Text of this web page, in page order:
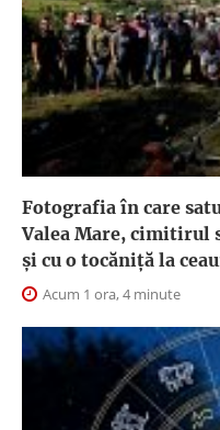
Fotografia în care
Valea Mare, cimitirul
și cu o tocăniță la
Acum 1 ora, 4 minute